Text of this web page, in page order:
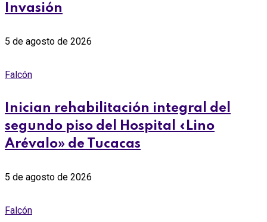
Invasión
5 de agosto de 2026
Falcón
Inician rehabilitación integral del
segundo piso del Hospital «Lino
Arévalo» de Tucacas
5 de agosto de 2026
Falcón